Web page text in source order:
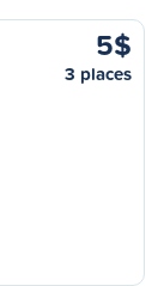
5$
3 places